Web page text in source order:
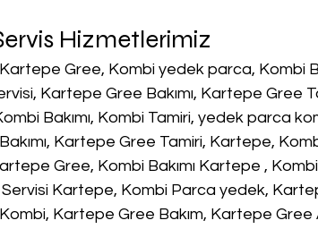
Hizmetlerimiz
Gree, Kombi yedek parca, Kombi
Kartepe Gree Bakımı, Kartepe Gree
Bakımı, Kombi Tamiri, yedek parca
Kartepe Gree Tamiri, Kartepe,
Gree, Kombi Bakımı Kartepe ,
Servisi Kartepe, Kombi Parca yedek,
Kartepe Gree Bakım, Kartepe Gree